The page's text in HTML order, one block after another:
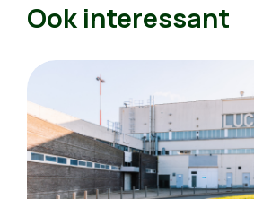
Ook interessant